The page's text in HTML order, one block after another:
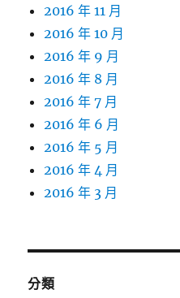
2016 年 11 月
2016 年 10 月
2016 年 9 月
2016 年 8 月
2016 年 7 月
2016 年 6 月
2016 年 5 月
2016 年 4 月
2016 年 3 月
分類